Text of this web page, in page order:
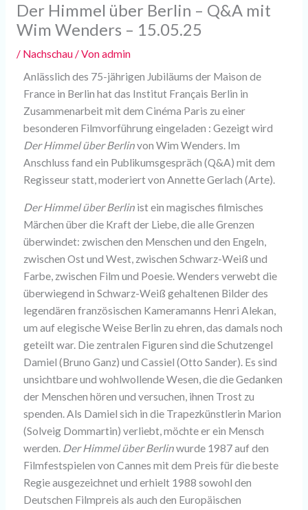
Der Himmel über Berlin – Q&A mit
Wim Wenders – 15.05.25
/ Nachschau/ Vonadmin
Anlässlich des 75-jährigen Jubiläums der Maison de
France in Berlin hat das Institut Français Berlin in
Zusammenarbeit mit dem Cinéma Paris zu einer
besonderen Filmvorführung eingeladen : Gezeigt wird
Der Himmel über Berlinvon Wim Wenders. Im
Anschluss fand ein Publikumsgespräch (Q&A) mit dem
Regisseur statt, moderiert von Annette Gerlach (Arte).
Der Himmel über Berlinist ein magisches filmisches
Märchen über die Kraft der Liebe, die alle Grenzen
überwindet: zwischen den Menschen und den Engeln,
zwischen Ost und West, zwischen Schwarz-Weiß und
Farbe, zwischen Film und Poesie. Wenders verwebt die
überwiegend in Schwarz-Weiß gehaltenen Bilder des
legendären französischen Kameramanns Henri Alekan,
um auf elegische Weise Berlin zu ehren, das damals noch
geteilt war. Die zentralen Figuren sind die Schutzengel
Damiel (Bruno Ganz) und Cassiel (Otto Sander). Es sind
unsichtbare und wohlwollende Wesen, die die Gedanken
der Menschen hören und versuchen, ihnen Trost zu
spenden. Als Damiel sich in die Trapezkünstlerin Marion
(Solveig Dommartin) verliebt, möchte er ein Mensch
werden. Der Himmel über Berlinwurde 1987 auf den
Filmfestspielen von Cannes mit dem Preis für die beste
Regie ausgezeichnet und erhielt 1988 sowohl den
Deutschen Filmpreis als auch den Europäischen